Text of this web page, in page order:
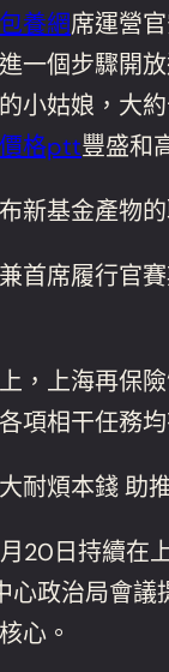
包養網席運營
一個步驟開
小姑娘，大
格ptt豐盛和
基金產物的
首席履行官
上海再保險“
項相干任務
煩本錢 助
日持續在上
政治局會議
心。